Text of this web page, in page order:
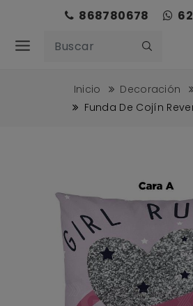
868780678
Inicio Decoración
Funda De Cojín